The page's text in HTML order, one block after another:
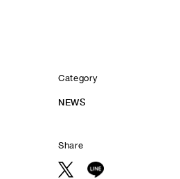
Category
NEWS
Share